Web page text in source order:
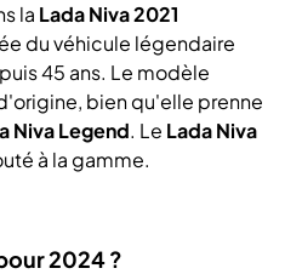
la Lada Niva 2021
du véhicule légendaire
45 ans. Le modèle
bien qu'elle prenne
Niva Legend. Le Lada Niva
à la gamme.
2024 ?